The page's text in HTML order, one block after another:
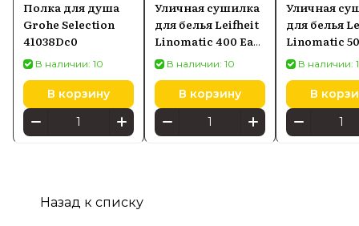
Полка для душа
Grohe Selection
41038Dc0
В наличии: 10
В корзину
Уличная сушилка
для белья Leifheit
Linomatic 400 Easy
(85285)
В наличии: 10
В корзину
Уличная
для белья
Linomatic
В наличии:
В
Назад к списку